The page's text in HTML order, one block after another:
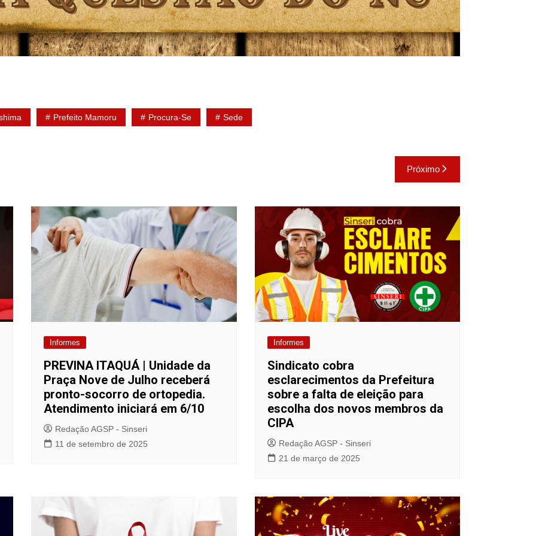
Prefeito Mamoru Procura-Se Sede
Próximo
Informes
PREVINA ITAQUÁ | Unidade da
Praça Nove de Julho receberá
pronto-socorro de ortopedia.
Atendimento iniciará em 6/10
Redação AGSP - Sinseri
11 de setembro de 2025
Informes
Sindicato cobra
esclarecimentos da Prefeitura
sobre a falta de eleição para
escolha dos novos membros da
CIPA
Redação AGSP - Sinseri
21 de março de 2025